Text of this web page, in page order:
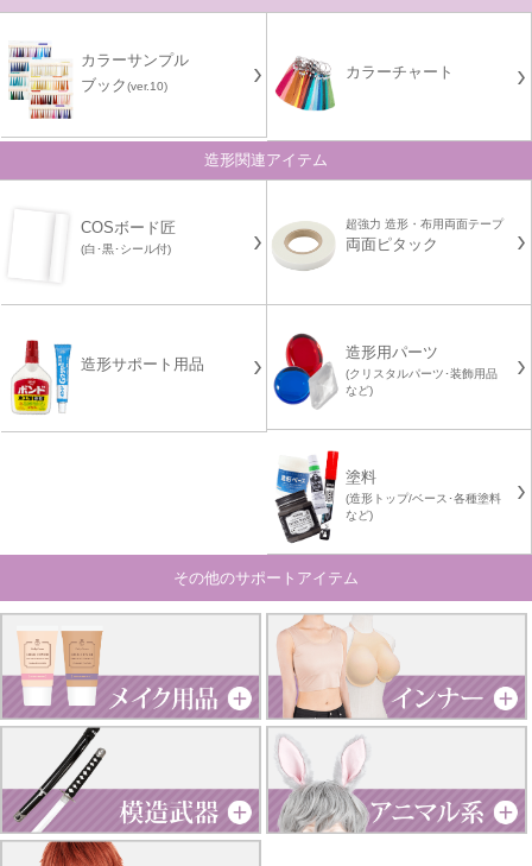
カラーサンプル
ブック(ver.10)
カラーチャート
造形関連アイテム
COSボード匠
(白･黒･シール付)
超強力 造形・布用両面テープ
両面ピタック
造形サポート用品
造形用パーツ
(クリスタルパーツ･装飾用品
など)
塗料
(造形トップ/ベース･各種塗料
など)
その他のサポートアイテム